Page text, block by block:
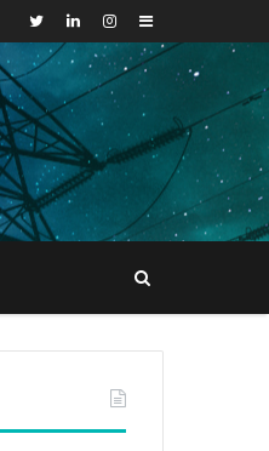
Sidebar